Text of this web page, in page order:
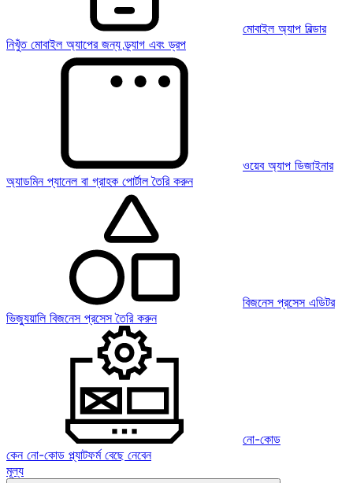
মোবাইল অ্যাপ বিল্ডার
নিখুঁত মোবাইল অ্যাপের জন্য ড্র্যাগ এবং ড্রপ
ওয়েব অ্যাপ ডিজাইনার
অ্যাডমিন প্যানেল বা গ্রাহক পোর্টাল তৈরি করুন
বিজনেস প্রসেস এডিটর
ভিজ্যুয়ালি বিজনেস প্রসেস তৈরি করুন
নো-কোড
কেন নো-কোড প্ল্যাটফর্ম বেছে নেবেন
মূল্য